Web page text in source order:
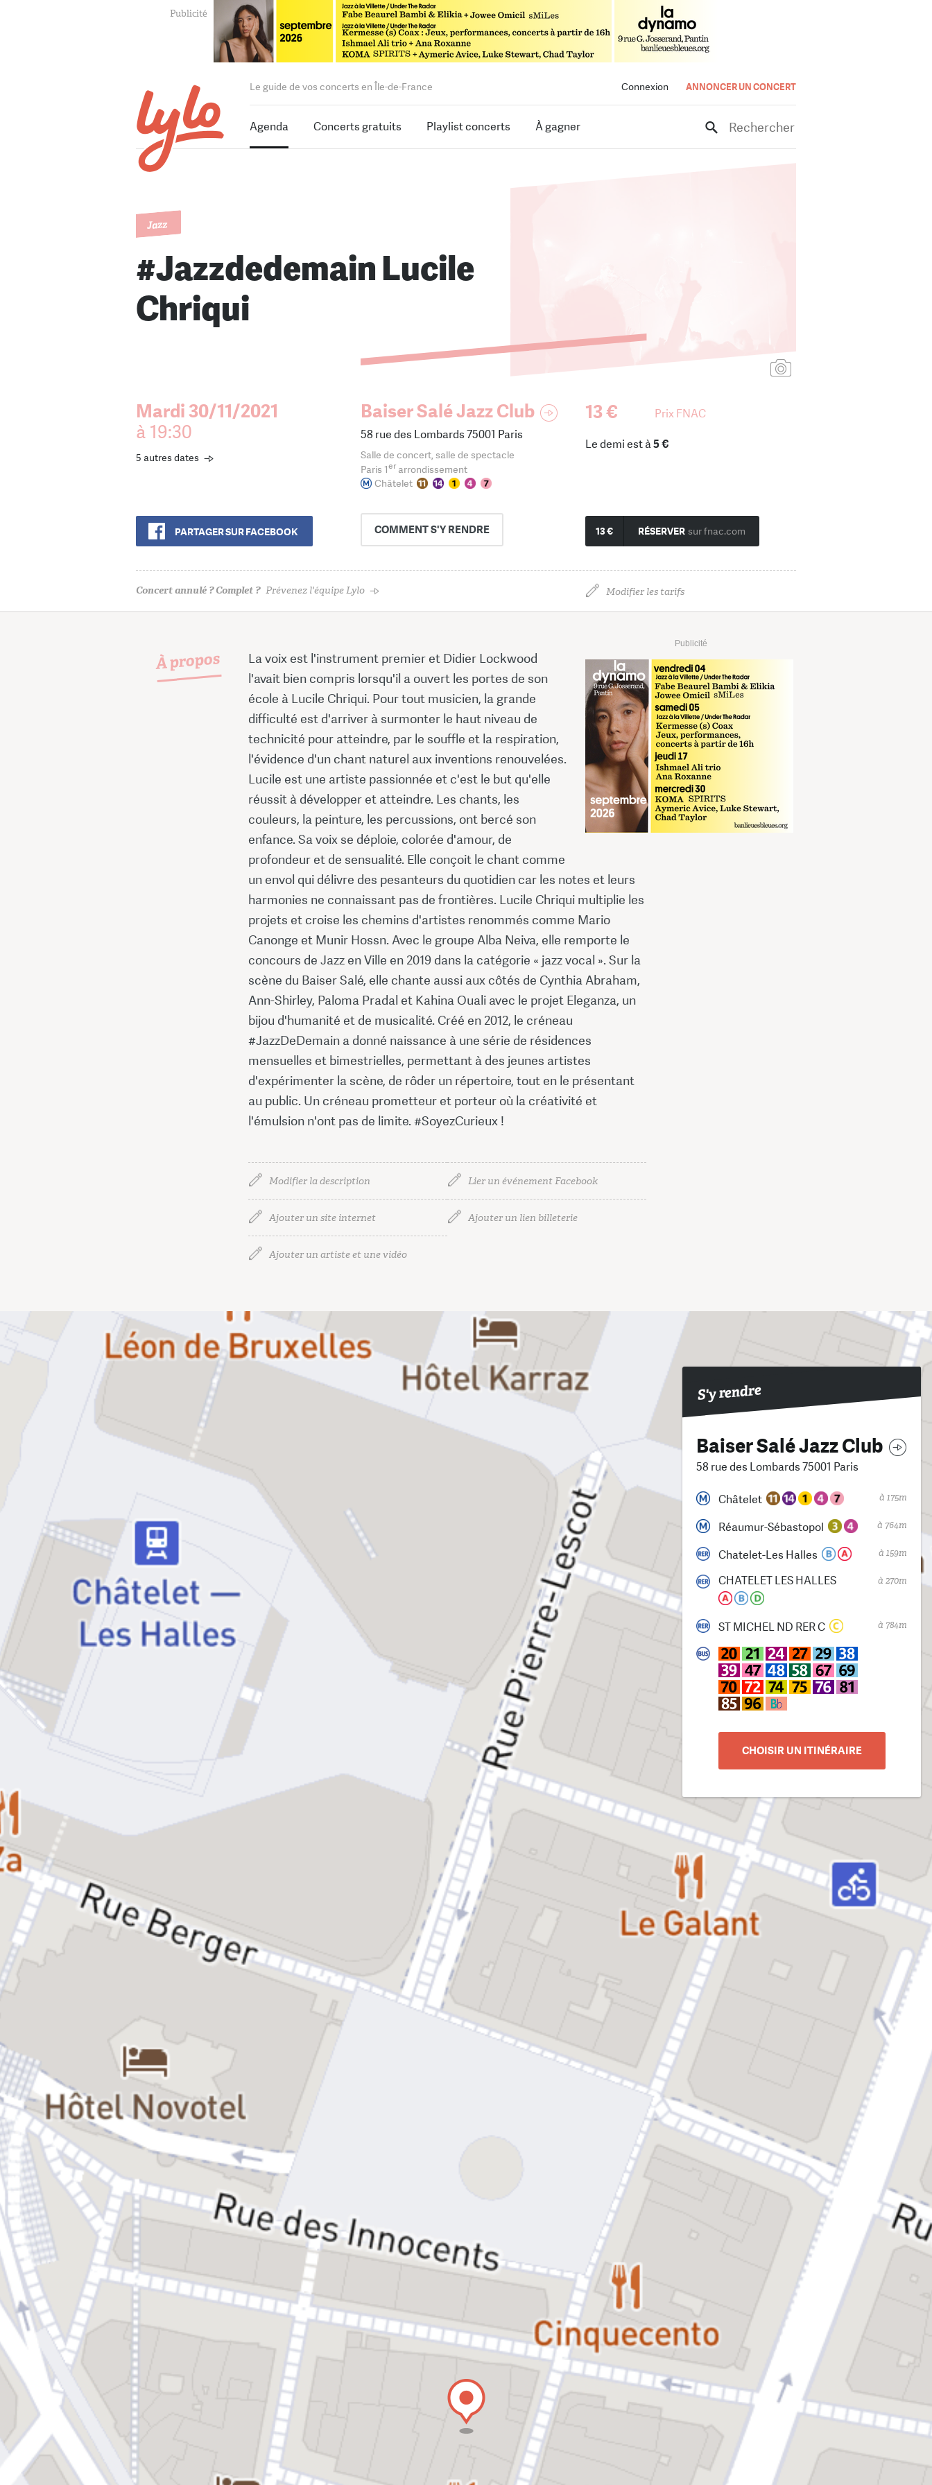
Connexion ANNONCER UN CONCERT
Le guide de vos concerts en Île-de-France
Agenda Concerts gratuits Playlist concerts À gagner Rechercher
Jazz
#Jazzdedemain Lucile
Chriqui
Mardi 30/11/2021
à 19:30
5 autres dates
PARTAGER SUR FACEBOOK
Baiser Salé Jazz Club
58 rue des Lombards 75001 Paris
Salle de concert, salle de spectacle
Paris 1erarrondissement
Châtelet
COMMENTS'Y RENDRE
13 € Prix FNAC
13 € RÉSERVER sur fnac.com
Le demi est à5 €
Concert annulé ? Complet ? Prévenez l'équipe Lylo Modifier les tarifs
À propos
Publicité
La voix est l'instrument premier et Didier Lockwood
l'avait bien compris lorsqu'il a ouvert les portes de son
école à Lucile Chriqui. Pour tout musicien, la grande
difficulté est d'arriver à surmonter le haut niveau de
technicité pour atteindre, par le souffle et la respiration,
l'évidence d'un chant naturel aux inventions renouvelées.
Lucile est une artiste passionnée et c'est le but qu'elle
réussit à développer et atteindre. Les chants, les
couleurs, la peinture, les percussions, ont bercé son
enfance. Sa voix se déploie, colorée d'amour, de
profondeur et de sensualité. Elle conçoit le chant comme
un envol qui délivre des pesanteurs du quotidien car les notes et leurs
harmonies ne connaissant pas de frontières. Lucile Chriqui multiplie les
projets et croise les chemins d'artistes renommés comme Mario
Canonge et Munir Hossn. Avec le groupe Alba Neiva, elle remporte le
concours de Jazz en Ville en 2019 dans la catégorie « jazz vocal ». Sur la
scène du Baiser Salé, elle chante aussi aux côtés de Cynthia Abraham,
Ann-Shirley, Paloma Pradal et Kahina Ouali avec le projet Eleganza, un
bijou d'humanité et de musicalité. Créé en 2012, le créneau
#JazzDeDemain a donné naissance à une série de résidences
mensuelles et bimestrielles, permettant à des jeunes artistes
d'expérimenter la scène, de rôder un répertoire, tout en le présentant
au public. Un créneau prometteur et porteur où la créativité et
l'émulsion n'ont pas de limite. #SoyezCurieux !
Modifier la description Lier un événement Facebook
Ajouter un site internet Ajouter un lien billeterie
Ajouter un artiste et une vidéo
S'y rendre
Baiser Salé Jazz Club
58 rue des Lombards 75001 Paris
Châtelet à 175m
Réaumur-Sébastopol à 764m
Chatelet-Les Halles à 159m
CHATELET LES HALLES à 270m
ST MICHEL ND RER C à 784m
CHOISIR UN ITINÉRAIRE